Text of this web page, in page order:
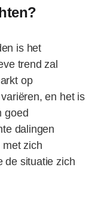
is het
trend zal
op
en het is
goed
dalingen
met zich
de situatie zich